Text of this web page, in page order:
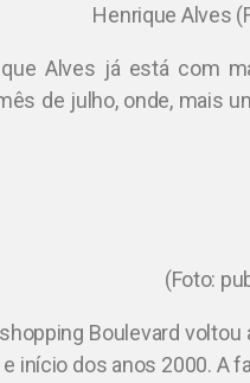
Henrique Alves
Alves já está com
de julho, onde, mais
(Foto:
Boulevard voltou
início dos anos 2000. A